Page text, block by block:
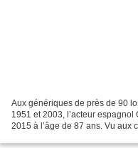
Aux génériques de près de 90
1951 et 2003, l’acteur
2015 à l’âge de 87 ans. Vu aux